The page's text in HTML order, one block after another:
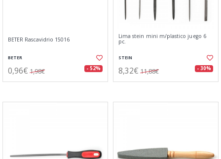
BETER Rascavidrio 15016
BETER
0,96€ 1,98€ - 52%
Lima stein mini m/plastico juego 6
pc.
STEIN
8,32€ 11,88€ - 30%